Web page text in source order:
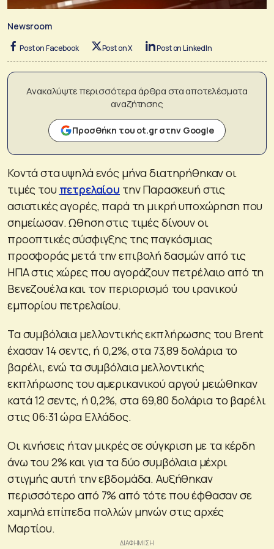
Newsroom
Post on Facebook Post on X Post on LinkedIn
Ανακαλύψτε περισσότερα άρθρα στα αποτελέσματα
αναζήτησης
Προσθήκη του ot.gr στην Google
Κοντά στα υψηλά ενός μήνα διατηρήθηκαν οι
τιμές του πετρελαίου την Παρασκευή στις
ασιατικές αγορές, παρά τη μικρή υποχώρηση που
σημείωσαν. Ωθηση στις τιμές δίνουν οι
προοπτικές σύσφιγξης της παγκόσμιας
προσφοράς μετά την επιβολή δασμών από τις
ΗΠΑ στις χώρες που αγοράζουν πετρέλαιο από τη
Βενεζουέλα και τον περιορισμό του ιρανικού
εμπορίου πετρελαίου.
Τα συμβόλαια μελλοντικής εκπλήρωσης του Brent
έχασαν 14 σεντς, ή 0,2%, στα 73,89 δολάρια το
βαρέλι, ενώ τα συμβόλαια μελλοντικής
εκπλήρωσης του αμερικανικού αργού μειώθηκαν
κατά 12 σεντς, ή 0,2%, στα 69,80 δολάρια το βαρέλι
στις 06:31 ώρα Ελλάδος.
Οι κινήσεις ήταν μικρές σε σύγκριση με τα κέρδη
άνω του 2% και για τα δύο συμβόλαια μέχρι
στιγμής αυτή την εβδομάδα. Αυξήθηκαν
περισσότερο από 7% από τότε που έφθασαν σε
χαμηλά επίπεδα πολλών μηνών στις αρχές
Μαρτίου.